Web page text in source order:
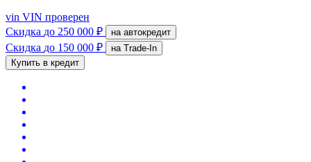
vin VIN проверен
Скидка до 250 000 ₽ на автокредит
Скидка до 150 000 ₽
на Trade-In
Купить в кредит